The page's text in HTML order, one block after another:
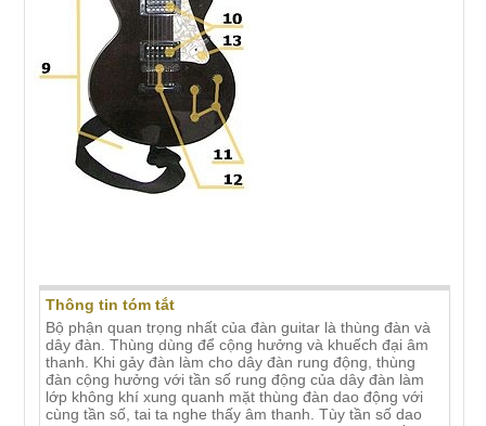
Thông tin tóm tắt
Bộ phận quan trọng nhất của đàn guitar là thùng đàn và
dây đàn. Thùng dùng để cộng hưởng và khuếch đại âm
thanh. Khi gảy đàn làm cho dây đàn rung động, thùng
đàn cộng hưởng với tần số rung động của dây đàn làm
lớp không khí xung quanh mặt thùng đàn dao động với
cùng tần số, tai ta nghe thấy âm thanh. Tùy tần số dao